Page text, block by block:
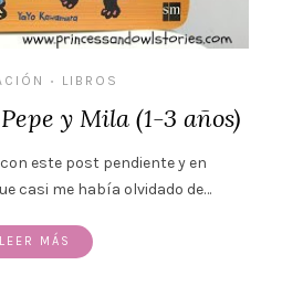
• LIBROS
y Mila (1-3 años)
este post pendiente y en
casi me había olvidado de…
LEER MÁS